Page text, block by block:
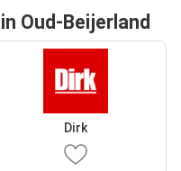
Oud-Beijerland
Dirk